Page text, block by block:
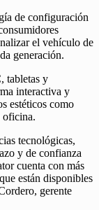
de configuración
el vehículo de
generación.
tabletas y
interactiva y
estéticos como
oficina.
tecnológicas,
y de confianza
cuenta con más
están disponibles
gerente